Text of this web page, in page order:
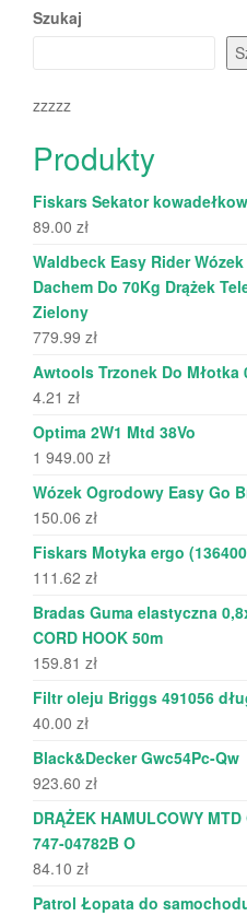
Szukaj
zzzzz
Produkty
Fiskars Sekator
89.00 zł
Waldbeck Easy Rider
Dachem Do 70Kg Drążek
Zielony
779.99 zł
Awtools Trzonek Do Młotka
4.21 zł
Optima 2W1 Mtd 38Vo
1 949.00 zł
Wózek Ogrodowy Easy Go
150.06 zł
Fiskars Motyka ergo
111.62 zł
Bradas Guma elastyczna
CORD HOOK 50m
159.81 zł
Filtr oleju Briggs 491056
40.00 zł
Black&Decker Gwc54Pc-Qw
923.60 zł
DRĄŻEK HAMULCOWY
747-04782B O
84.10 zł
Patrol Łopata do